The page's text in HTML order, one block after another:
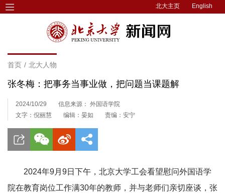
北大主页 English
首页 / 北大人物
张冬梅：把事务当事业做，把问题当课题解
2024/10/29
信息来源： 外国语学院
文字：倪丽慧
编辑：晏如 责编：安宁
2024年9月9日下午，北京大学工会看望慰问外国语学
院在教育岗位工作满30年的教师，并与老师们亲切座谈，张